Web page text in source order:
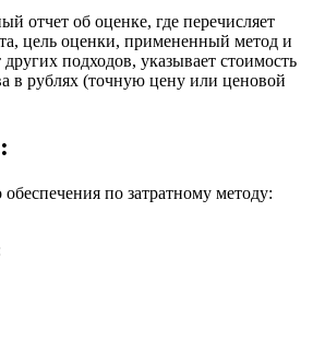
отчет об оценке, где перечисляет
цель оценки, примененный метод и
других подходов, указывает стоимость
в рублях (точную цену или ценовой
по затратному методу: